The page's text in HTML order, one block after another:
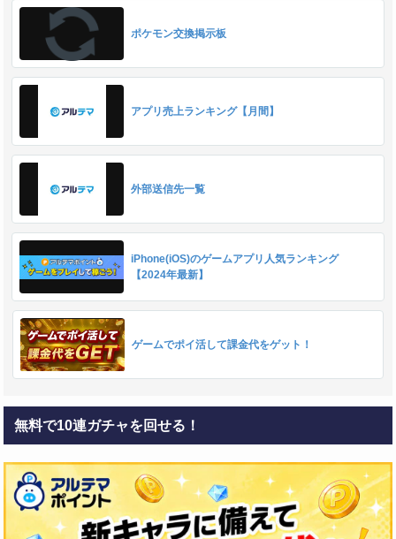
ポケモン交換掲示板
アプリ売上ランキング【月間】
外部送信先一覧
iPhone(iOS)のゲームアプリ人気ランキング
【2024年最新】
ゲームでポイ活して課金代をゲット！
無料で10連ガチャを回せる！